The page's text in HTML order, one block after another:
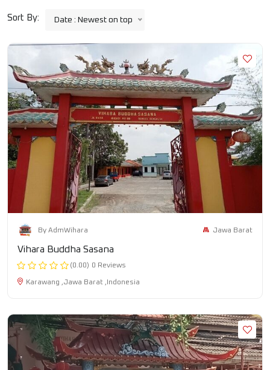
Sort By: Date : Newest on top
By AdmWihara Jawa Barat
Vihara Buddha Sasana
(0.00) 0 Reviews
Karawang ,Jawa Barat ,Indonesia